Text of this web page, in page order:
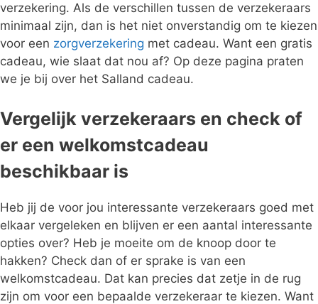
verzekering. Als de verschillen tussen de verzekeraars
minimaal zijn, dan is het niet onverstandig om te kiezen
voor een zorgverzekering met cadeau. Want een gratis
cadeau, wie slaat dat nou af? Op deze pagina praten
we je bij over het Salland cadeau.
Vergelijk verzekeraars en check of
er een welkomstcadeau
beschikbaar is
Heb jij de voor jou interessante verzekeraars goed met
elkaar vergeleken en blijven er een aantal interessante
opties over? Heb je moeite om de knoop door te
hakken? Check dan of er sprake is van een
welkomstcadeau. Dat kan precies dat zetje in de rug
zijn om voor een bepaalde verzekeraar te kiezen. Want